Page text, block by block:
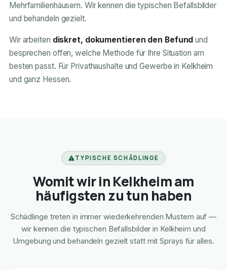
Mehrfamilienhäusern. Wir kennen die typischen Befallsbilder
und behandeln gezielt.
Wir arbeiten diskret, dokumentieren den Befund und
besprechen offen, welche Methode für Ihre Situation am
besten passt. Für Privathaushalte und Gewerbe in Kelkheim
und ganz Hessen.
TYPISCHE SCHÄDLINGE
Womit wir in Kelkheim am
häufigsten zu tun haben
Schädlinge treten in immer wiederkehrenden Mustern auf —
wir kennen die typischen Befallsbilder in Kelkheim und
Umgebung und behandeln gezielt statt mit Sprays für alles.